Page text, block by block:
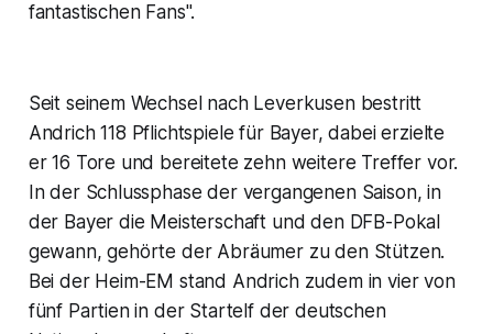
fantastischen Fans".
Seit seinem Wechsel nach Leverkusen bestritt
Andrich 118 Pflichtspiele für Bayer, dabei erzielte
er 16 Tore und bereitete zehn weitere Treffer vor.
In der Schlussphase der vergangenen Saison, in
der Bayer die Meisterschaft und den DFB-Pokal
gewann, gehörte der Abräumer zu den Stützen.
Bei der Heim-EM stand Andrich zudem in vier von
fünf Partien in der Startelf der deutschen